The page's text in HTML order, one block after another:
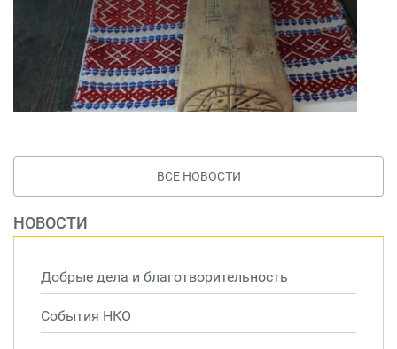
ВСЕ НОВОСТИ
НОВОСТИ
Добрые дела и благотворительность
События НКО